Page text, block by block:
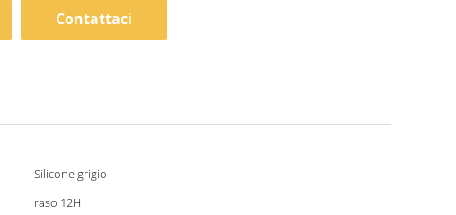
Contattaci
Silicone grigio
raso 12H